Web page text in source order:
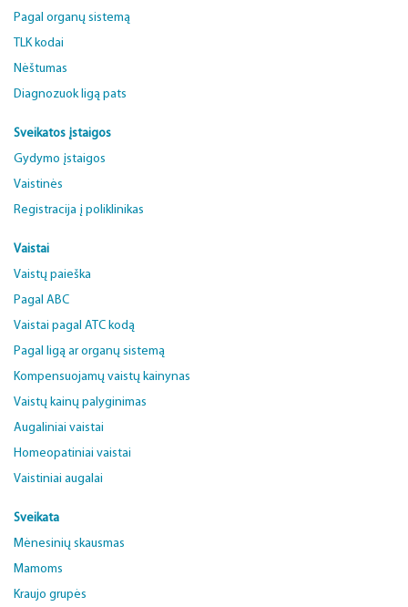
Pagal organų sistemą
TLK kodai
Nėštumas
Diagnozuok ligą pats
Sveikatos įstaigos
Gydymo įstaigos
Vaistinės
Registracija į poliklinikas
Vaistai
Vaistų paieška
Pagal ABC
Vaistai pagal ATC kodą
Pagal ligą ar organų sistemą
Kompensuojamų vaistų kainynas
Vaistų kainų palyginimas
Augaliniai vaistai
Homeopatiniai vaistai
Vaistiniai augalai
Sveikata
Mėnesinių skausmas
Mamoms
Kraujo grupės